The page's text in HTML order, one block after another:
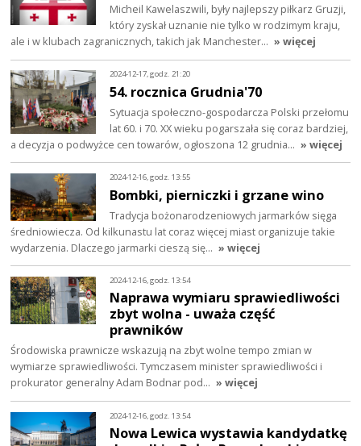
Micheil Kawelaszwili, były najlepszy piłkarz Gruzji,
który zyskał uznanie nie tylko w rodzimym kraju,
ale i w klubach zagranicznych, takich jak Manchester… » więcej
2024-12-17, godz. 21:20
54. rocznica Grudnia'70
Sytuacja społeczno-gospodarcza Polski przełomu
lat 60. i 70. XX wieku pogarszała się coraz bardziej,
a decyzja o podwyżce cen towarów, ogłoszona 12 grudnia… » więcej
2024-12-16, godz. 13:55
Bombki, pierniczki i grzane wino
Tradycja bożonarodzeniowych jarmarków sięga
średniowiecza. Od kilkunastu lat coraz więcej miast organizuje takie
wydarzenia. Dlaczego jarmarki cieszą się… » więcej
2024-12-16, godz. 13:54
Naprawa wymiaru sprawiedliwości
zbyt wolna - uważa część
prawników
Środowiska prawnicze wskazują na zbyt wolne tempo zmian w
wymiarze sprawiedliwości. Tymczasem minister sprawiedliwości i
prokurator generalny Adam Bodnar pod… » więcej
2024-12-16, godz. 13:54
Nowa Lewica wystawia kandydatkę